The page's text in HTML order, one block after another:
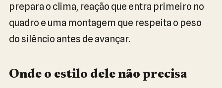
prepara o clima, reação que entra primeiro no
quadro e uma montagem que respeita o peso
do silêncio antes de avançar.
Onde o estilo dele não precisa